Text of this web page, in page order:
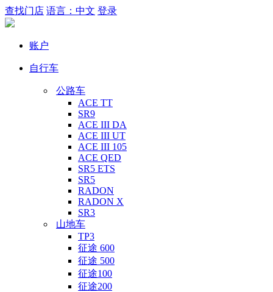
查找门店 语言：中文 登录
账户
自行车
公路车
ACE TT
SR9
ACE III DA
ACE III UT
ACE III 105
ACE QED
SR5 ETS
SR5
RADON
RADON X
SR3
山地车
TP3
征途 600
征途 500
征途100
征途200